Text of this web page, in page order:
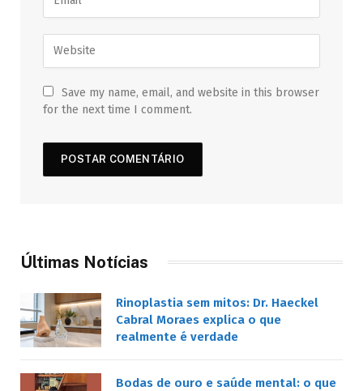
Save my name, email, and website in this browser
for the next time I comment.
Últimas Notícias
Rinoplastia sem mitos: Dr. Haeckel
Cabral Moraes explica o que
realmente é verdade
Bodas de ouro e saúde mental: o que